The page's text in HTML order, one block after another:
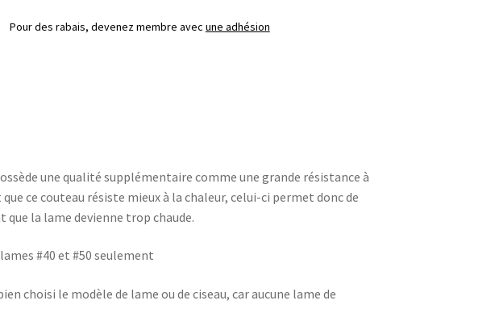
Pour des rabais, devenez membre avec une adhésion
une qualité supplémentaire comme une grande résistance à
ce couteau résiste mieux à la chaleur, celui-ci permet donc de
la lame devienne trop chaude.
#40 et #50 seulement
choisi le modèle de lame ou de ciseau, car aucune lame de